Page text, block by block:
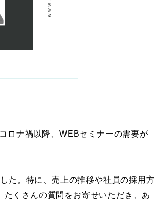
ロナ禍以降、WEBセミナーの需要が
た。特に、売上の推移や社員の採用方
くさんの質問をお寄せいただき、あ